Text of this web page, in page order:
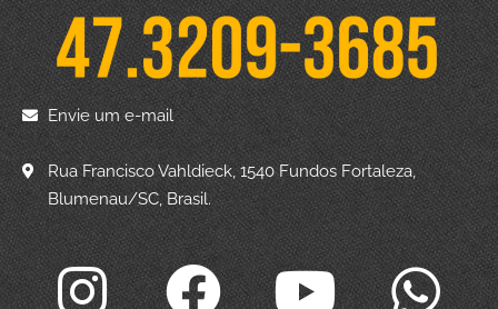
Envie um e-mail
Rua Francisco Vahldieck, 1540 Fundos Fortaleza,
Blumenau/SC, Brasil.